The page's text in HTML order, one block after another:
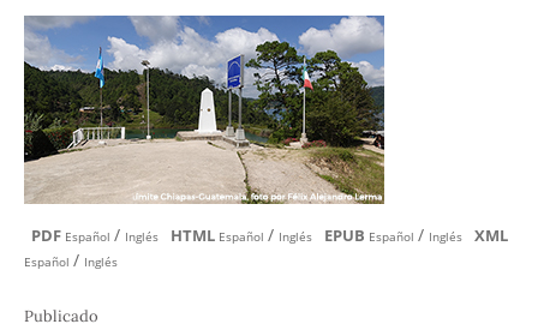
PDF Español / Inglés HTML Español / Inglés EPUB Español / Inglés XML
Español / Inglés
Publicado